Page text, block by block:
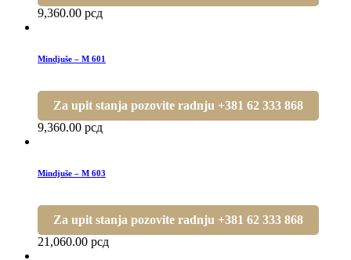
9,360.00 рсд
Mindjuše – M 601
Za upit stanja pozovite radnju +381 62 333 868
9,360.00 рсд
Mindjuše – M 603
Za upit stanja pozovite radnju +381 62 333 868
21,060.00 рсд